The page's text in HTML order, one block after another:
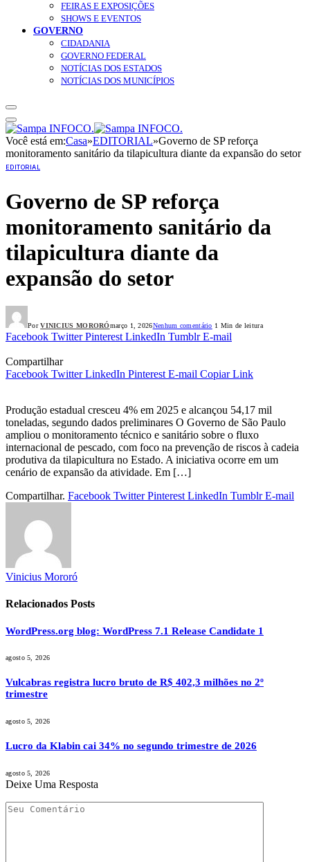
FEIRAS E EXPOSIÇÕES
SHOWS E EVENTOS
GOVERNO
CIDADANIA
GOVERNO FEDERAL
NOTÍCIAS DOS ESTADOS
NOTÍCIAS DOS MUNICÍPIOS
Você está em:Casa»EDITORIAL»Governo de SP reforça
monitoramento sanitário da tilapicultura diante da expansão do setor
EDITORIAL
Governo de SP reforça
monitoramento sanitário da
tilapicultura diante da
expansão do setor
Por VINICIUS MORORÓmarço 1, 2026Nenhum comentário 1 Min de leitura
Facebook Twitter Pinterest LinkedIn Tumblr E-mail
Compartilhar
Facebook Twitter LinkedIn Pinterest E-mail Copiar Link
Produção estadual cresceu 4% em 2025 e alcançou 54,17 mil
toneladas, segundo dados preliminares O Governo de São Paulo
ampliou o monitoramento técnico e sanitário sobre o fluxo
internacional de pescado, com foco na prevenção de riscos à cadeia
produtiva da tilapicultura no Estado. A iniciativa ocorre em um
cenário de expansão da atividade. Em […]
Compartilhar. Facebook Twitter Pinterest LinkedIn Tumblr E-mail
Vinicius Mororó
Relacionados Posts
WordPress.org blog: WordPress 7.1 Release Candidate 1
agosto 5, 2026
Vulcabras registra lucro bruto de R$ 402,3 milhões no 2º
trimestre
agosto 5, 2026
Lucro da Klabin cai 34% no segundo trimestre de 2026
agosto 5, 2026
Deixe Uma Resposta